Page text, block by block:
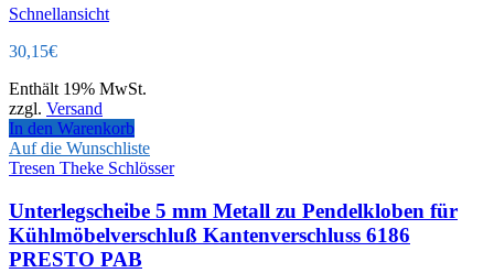
Schnellansicht
30,15€
Enthält 19% MwSt.
zzgl. Versand
In den Warenkorb
Auf die Wunschliste
Tresen Theke Schlösser
Unterlegscheibe 5 mm Metall zu Pendelkloben für
Kühlmöbelverschluß Kantenverschluss 6186
PRESTO PAB